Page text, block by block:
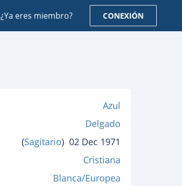
¿Ya eres miembro? CONEXIÓN
Azul
Delgado
(Sagitario) 02 Dec 1971
Cristiana
Blanca/Europea